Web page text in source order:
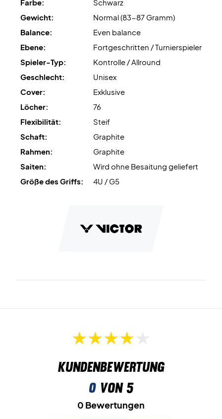
Dynamic Sword
ist das schwertähnliche Rahmendesign,
das den Schläger aerodynamischer macht für mehr
Whipping Enhance Systemist die Technologie, die die
Beschleunigung deiner Schläge fördert.
Ösenlöcher, die die Reibung zwischen den Saiten
verringern. Dies reduziert den Spannungsverlust und
verlängert die Lebensdauer der Saiten!
professionellen Besaitungsservice zu nutzen, damit der
Wird ohne Hülle geliefert.
Farbe:
Schwarz
Gewicht:
Normal (83-87 Gramm)
Balance:
Even balance
Ebene:
Fortgeschritten / Turnierspieler
Spieler-Typ:
Kontrolle / Allround
Geschlecht:
Unisex
Cover:
Exklusive
Löcher:
76
Flexibilität:
Steif
Schaft:
Graphite
Rahmen:
Graphite
Saiten:
Wird ohne Besaitung geliefert
Größe des Griffs:
4U / G5
Kundenbewertung
0von 5
0 Bewertungen